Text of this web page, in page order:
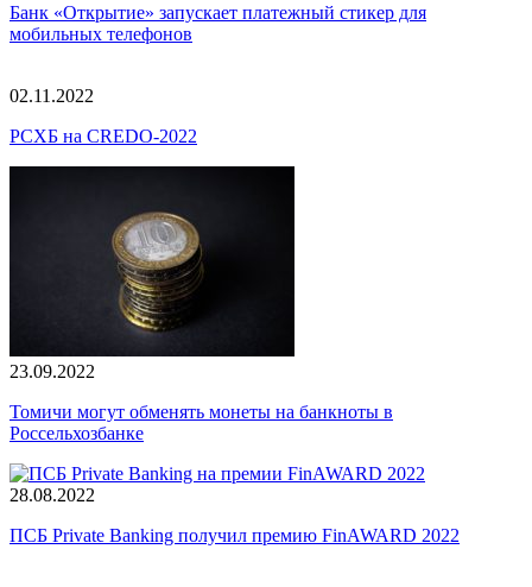
Банк «Открытие» запускает платежный стикер для
мобильных телефонов
02.11.2022
РСХБ на CREDO-2022
23.09.2022
Томичи могут обменять монеты на банкноты в
Россельхозбанке
28.08.2022
ПСБ Private Banking получил премию FinAWARD 2022